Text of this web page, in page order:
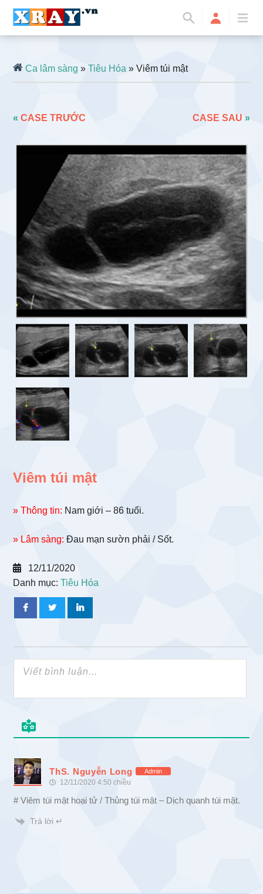
Ca lâm sàng »Tiêu Hóa » Viêm túi mật
«CASE TRƯỚC CASE SAU »
Viêm túi mật
» Thông tin: Nam giới – 86 tuổi.
» Lâm sàng: Đau mạn sườn phải / Sốt.
12/11/2020
Danh mục:Tiêu Hóa
ThS. Nguyễn Long Admin
12/11/2020 4:50 chiều
# Viêm túi mật hoại tử / Thủng túi mật – Dịch quanh túi mật.
Trả lời ↵